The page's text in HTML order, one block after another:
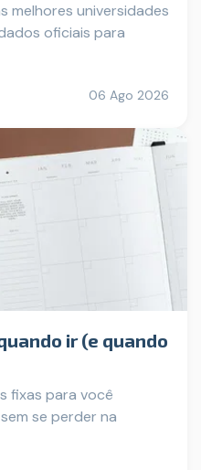
melhores universidades
oficiais para
06 Ago 2026
ir (e quando
fixas para você
se perder na